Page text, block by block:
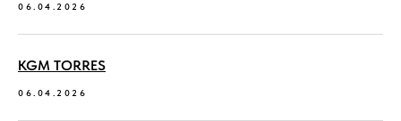
06.04.2026
KGM TORRES
06.04.2026